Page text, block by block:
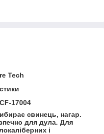
Tech
17004
свинець, нагар.
для дула. Для
і